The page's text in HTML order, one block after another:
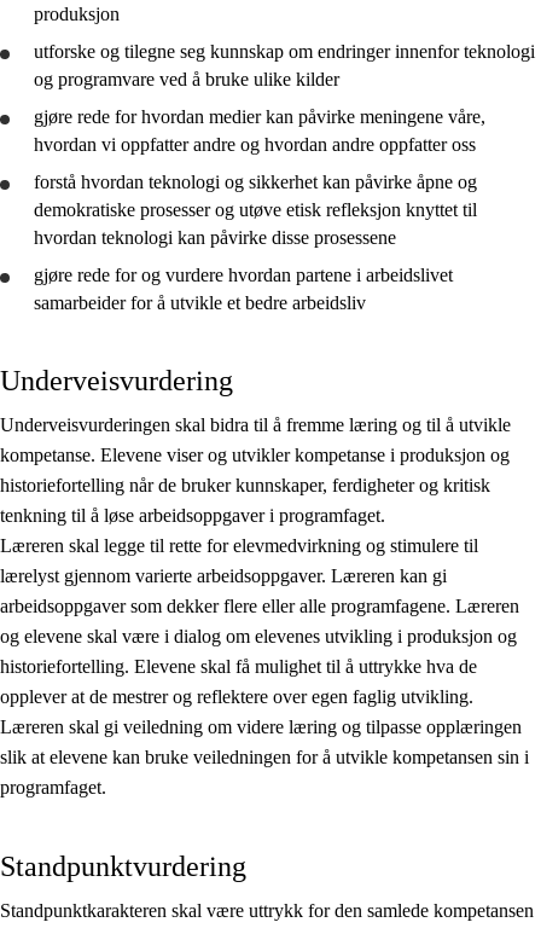
produksjon
utforske og tilegne seg kunnskap om endringer innenfor teknologi
og programvare ved å bruke ulike kilder
gjøre rede forhvordan medier kan påvirke meningene våre,
hvordan vi oppfatter andre og hvordan andre oppfatter oss
forstå hvordan teknologi og sikkerhet kan påvirke åpne og
demokratiske prosesser og utøve etisk refleksjon knyttet til
hvordan teknologi kan påvirke disse prosessene
gjøre rede forog vurdere hvordan partene i arbeidslivet
samarbeider for å utvikle et bedre arbeidsliv
Underveisvurdering
Underveisvurderingen skal bidra til å fremme læring og til å utvikle
kompetanse. Elevene viser og utvikler kompetanse i produksjon og
historiefortelling når de bruker kunnskaper, ferdigheter og kritisk
tenkning til å løse arbeidsoppgaver i programfaget.
Læreren skal legge til rette for elevmedvirkning og stimulere til
lærelyst gjennom varierte arbeidsoppgaver. Læreren kan gi
arbeidsoppgaver som dekker flere eller alle programfagene. Læreren
og elevene skal være i dialog om elevenes utvikling i produksjon og
historiefortelling. Elevene skal få mulighet til å uttrykke hva de
opplever at de mestrer og reflektere over egen faglig utvikling.
Læreren skal gi veiledning om videre læring og tilpasse opplæringen
slik at elevene kan bruke veiledningen for å utvikle kompetansen sin i
programfaget.
Standpunktvurdering
Standpunktkarakteren skal være uttrykk for den samlede kompetansen